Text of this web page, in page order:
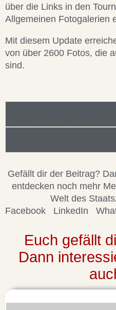
über die Links in den
Allgemeinen Fotogalerien
Mit diesem Update
von über 2600 Fotos, die
sind.
Gefällt dir der Beitrag?
entdecken noch mehr
Welt des
Facebook
LinkedIn
Euch gefällt
Dann